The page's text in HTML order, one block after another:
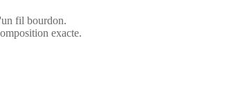
fil bourdon.
exacte.